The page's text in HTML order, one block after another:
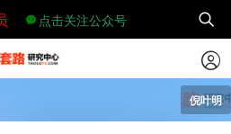
点击关注公众号
倪叶明